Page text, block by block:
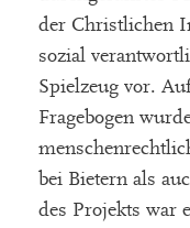
der Christlichen
sozial
Spielzeug vor.
Fragebogen
bei Bietern als
des Projekts war